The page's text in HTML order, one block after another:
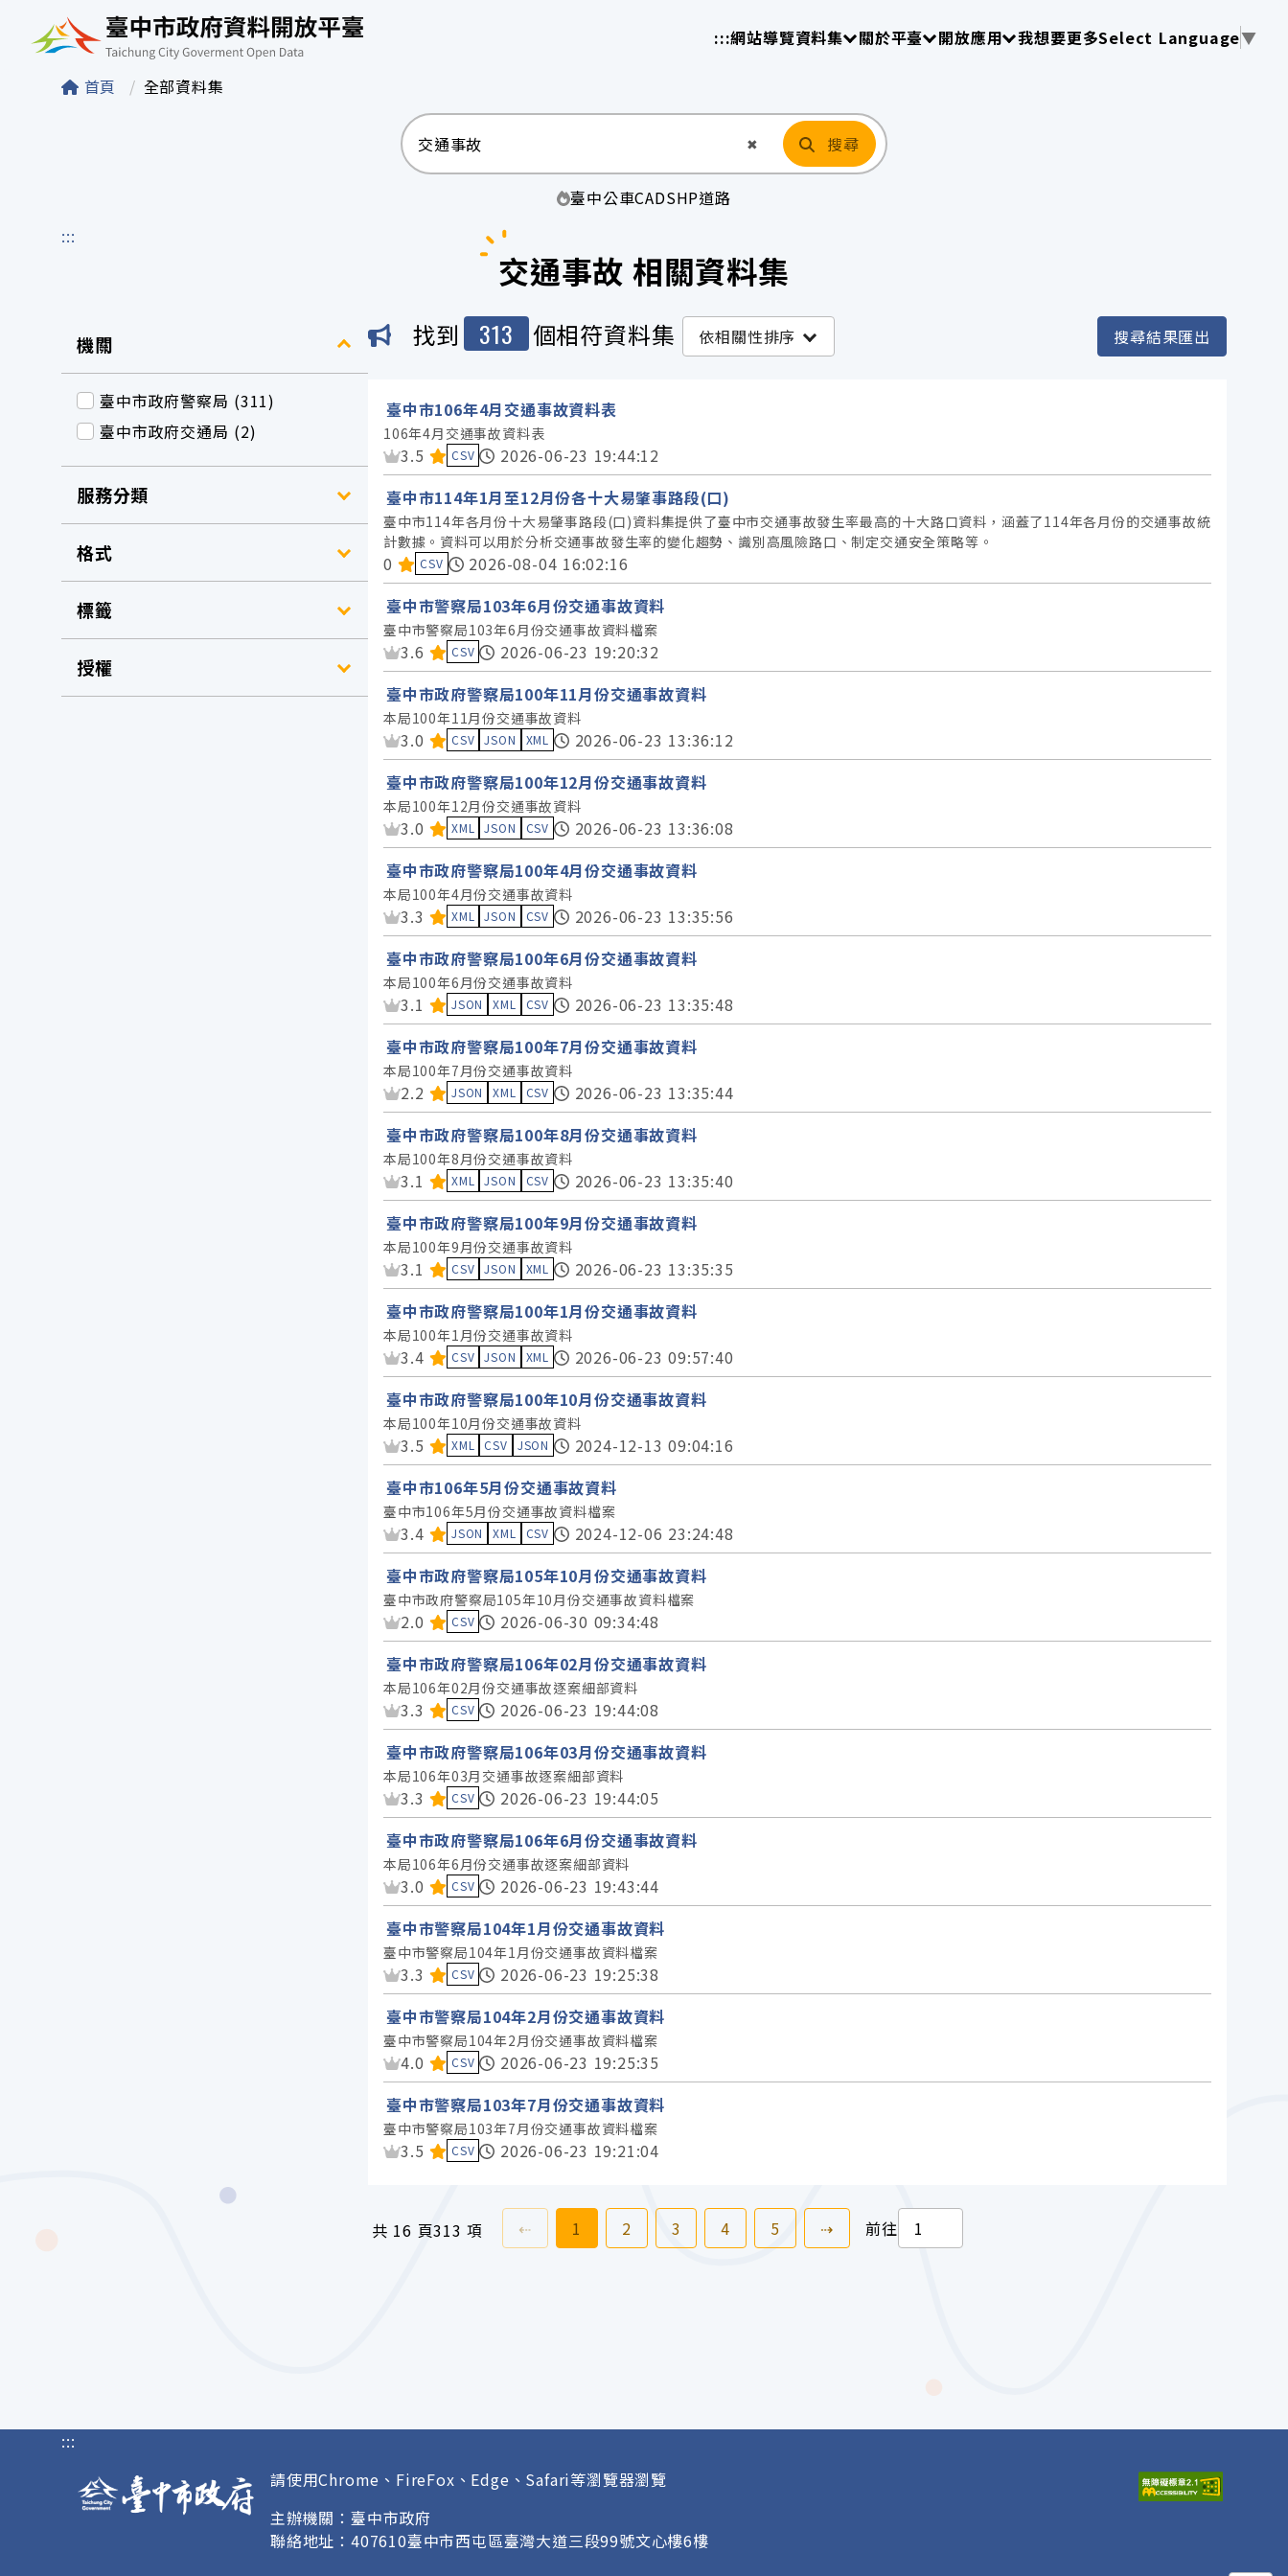
臺中市政府資料開放平臺 :::網站導覽資料集請使用 TAB 操作選單
關於平臺請使用 TAB 操作選單
開放應用請使用 TAB 操作選單
我想要更多Select Language▼
首頁 全部資料集
✖ 清空輸入 搜尋
臺中公車CADSHP道路
:::
交通事故 相關資料集
機關
臺中市政府警察局 (311)
臺中市政府交通局 (2)
服務分類
格式
標籤
授權
找到 313 個相符資料集 依相關性排序 搜尋結果匯出
臺中市106年4月交通事故資料表
106年4月交通事故資料表
資料集評分：
3.5 CSV
2026-06-23 19:44:12
臺中市114年1月至12月份各十大易肇事路段(口)
臺中市114年各月份十大易肇事路段(口)資料集提供了臺中市交通事故發生率最高的十大路口資料，涵蓋了114年各月份的交通事故統
計數據。資料可以用於分析交通事故發生率的變化趨勢、識別高風險路口、制定交通安全策略等。
資料集評分：
0 CSV
2026-08-04 16:02:16
臺中市警察局103年6月份交通事故資料
臺中市警察局103年6月份交通事故資料檔案
資料集評分：
3.6 CSV
2026-06-23 19:20:32
臺中市政府警察局100年11月份交通事故資料
本局100年11月份交通事故資料
資料集評分：
3.0 CSV JSON XML
2026-06-23 13:36:12
臺中市政府警察局100年12月份交通事故資料
本局100年12月份交通事故資料
資料集評分：
3.0 XML JSON CSV
2026-06-23 13:36:08
臺中市政府警察局100年4月份交通事故資料
本局100年4月份交通事故資料
資料集評分：
3.3 XML JSON CSV
2026-06-23 13:35:56
臺中市政府警察局100年6月份交通事故資料
本局100年6月份交通事故資料
資料集評分：
3.1 JSON XML CSV
2026-06-23 13:35:48
臺中市政府警察局100年7月份交通事故資料
本局100年7月份交通事故資料
資料集評分：
2.2 JSON XML CSV
2026-06-23 13:35:44
臺中市政府警察局100年8月份交通事故資料
本局100年8月份交通事故資料
資料集評分：
3.1 XML JSON CSV
2026-06-23 13:35:40
臺中市政府警察局100年9月份交通事故資料
本局100年9月份交通事故資料
資料集評分：
3.1 CSV JSON XML
2026-06-23 13:35:35
臺中市政府警察局100年1月份交通事故資料
本局100年1月份交通事故資料
資料集評分：
3.4 CSV JSON XML
2026-06-23 09:57:40
臺中市政府警察局100年10月份交通事故資料
本局100年10月份交通事故資料
資料集評分：
3.5 XML CSV JSON
2024-12-13 09:04:16
臺中市106年5月份交通事故資料
臺中市106年5月份交通事故資料檔案
資料集評分：
3.4 JSON XML CSV
2024-12-06 23:24:48
臺中市政府警察局105年10月份交通事故資料
臺中市政府警察局105年10月份交通事故資料檔案
資料集評分：
2.0 CSV
2026-06-30 09:34:48
臺中市政府警察局106年02月份交通事故資料
本局106年02月份交通事故逐案細部資料
資料集評分：
3.3 CSV
2026-06-23 19:44:08
臺中市政府警察局106年03月份交通事故資料
本局106年03月交通事故逐案細部資料
資料集評分：
3.3 CSV
2026-06-23 19:44:05
臺中市政府警察局106年6月份交通事故資料
本局106年6月份交通事故逐案細部資料
資料集評分：
3.0 CSV
2026-06-23 19:43:44
臺中市警察局104年1月份交通事故資料
臺中市警察局104年1月份交通事故資料檔案
資料集評分：
3.3 CSV
2026-06-23 19:25:38
臺中市警察局104年2月份交通事故資料
臺中市警察局104年2月份交通事故資料檔案
資料集評分：
4.0 CSV
2026-06-23 19:25:35
臺中市警察局103年7月份交通事故資料
臺中市警察局103年7月份交通事故資料檔案
資料集評分：
3.5 CSV 2026-06-23 19:21:04
共 16 頁313 項 ⇠ 上一頁前往
1 前往
2頁 前往
3 前往
4 前往
5 ⇢下一頁前往
:::
請使用Chrome、FireFox、Edge、Safari等瀏覽器瀏覽
主辦機關：臺中市政府
聯絡地址：407610臺中市西屯區臺灣大道三段99號文心樓6樓